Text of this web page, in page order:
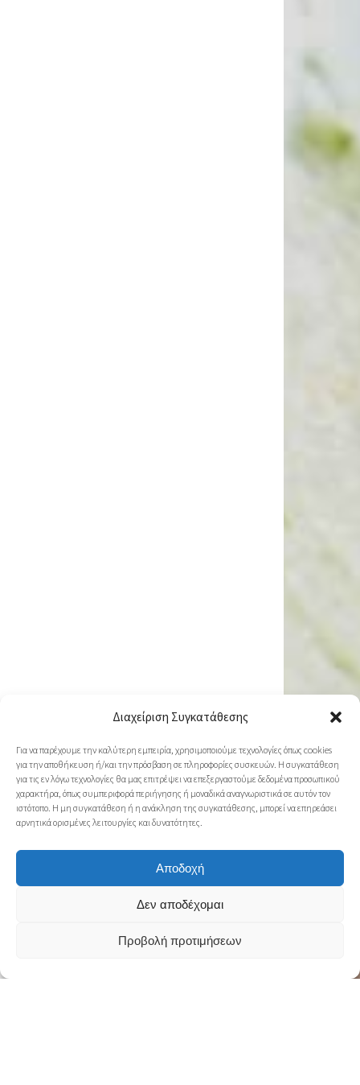
Διαχείριση Συγκατάθεσης
Για να παρέχουμε την καλύτερη εμπειρία, χρησιμοποιούμε τεχνολογίες όπως cookies
για την αποθήκευση ή/και την πρόσβαση σε πληροφορίες συσκευών. Η συγκατάθεση
για τις εν λόγω τεχνολογίες θα μας επιτρέψει να επεξεργαστούμε δεδομένα προσωπικού
χαρακτήρα, όπως συμπεριφορά περιήγησης ή μοναδικά αναγνωριστικά σε αυτόν τον
ιστότοπο. Η μη συγκατάθεση ή η ανάκληση της συγκατάθεσης, μπορεί να επηρεάσει
αρνητικά ορισμένες λειτουργίες και δυνατότητες.
Αποδοχή
Δεν αποδέχομαι
Προβολή προτιμήσεων